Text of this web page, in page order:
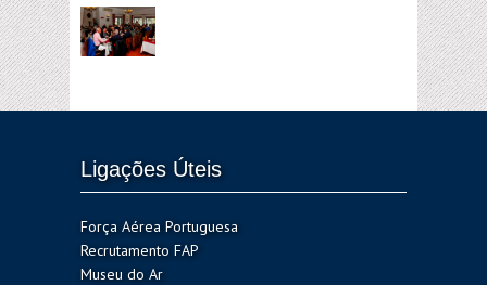
Ligações Úteis
Força Aérea Portuguesa
Recrutamento FAP
Museu do Ar